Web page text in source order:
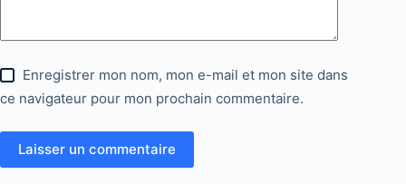
Enregistrer mon nom, mon e-mail et mon site dans
ce navigateur pour mon prochain commentaire.
Laisser un commentaire